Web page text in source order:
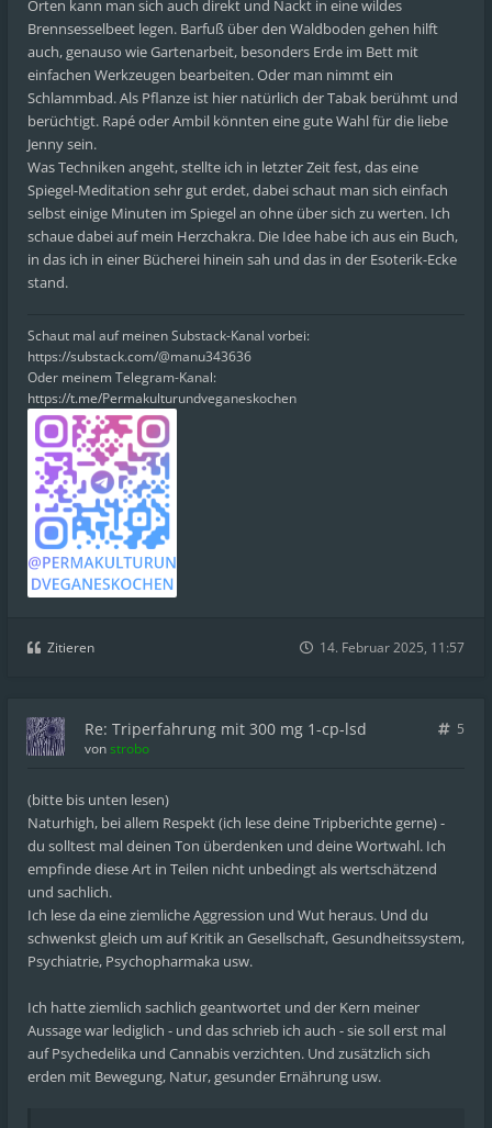
Orten kann man sich auch direkt und Nackt in eine wildes
Brennsesselbeet legen. Barfuß über den Waldboden gehen hilft
auch, genauso wie Gartenarbeit, besonders Erde im Bett mit
einfachen Werkzeugen bearbeiten. Oder man nimmt ein
Schlammbad. Als Pflanze ist hier natürlich der Tabak berühmt und
berüchtigt. Rapé oder Ambil könnten eine gute Wahl für die liebe
Jenny sein.
Was Techniken angeht, stellte ich in letzter Zeit fest, das eine
Spiegel-Meditation sehr gut erdet, dabei schaut man sich einfach
selbst einige Minuten im Spiegel an ohne über sich zu werten. Ich
schaue dabei auf mein Herzchakra. Die Idee habe ich aus ein Buch,
in das ich in einer Bücherei hinein sah und das in der Esoterik-Ecke
stand.
Schaut mal auf meinen Substack-Kanal vorbei:
https://substack.com/@manu343636
Oder meinem Telegram-Kanal:
https://t.me/Permakulturundveganeskochen
Zitieren 14. Februar 2025, 11:57
Re: Triperfahrung mit 300 mg 1-cp-lsd
5
vonstrobo
(bitte bis unten lesen)
Naturhigh, bei allem Respekt (ich lese deine Tripberichte gerne) -
du solltest mal deinen Ton überdenken und deine Wortwahl. Ich
empfinde diese Art in Teilen nicht unbedingt als wertschätzend
und sachlich.
Ich lese da eine ziemliche Aggression und Wut heraus. Und du
schwenkst gleich um auf Kritik an Gesellschaft, Gesundheitssystem,
Psychiatrie, Psychopharmaka usw.
Ich hatte ziemlich sachlich geantwortet und der Kern meiner
Aussage war lediglich - und das schrieb ich auch - sie soll erst mal
auf Psychedelika und Cannabis verzichten. Und zusätzlich sich
erden mit Bewegung, Natur, gesunder Ernährung usw.